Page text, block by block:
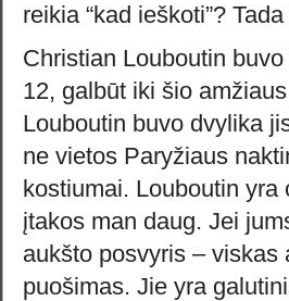
reikia “kad ieškoti”?
Christian Louboutin
12, galbūt iki šio
Louboutin buvo dvylika
ne vietos Paryžiaus
kostiumai. Louboutin yra
įtakos man daug. Jei
aukšto posvyris –
puošimas. Jie yra